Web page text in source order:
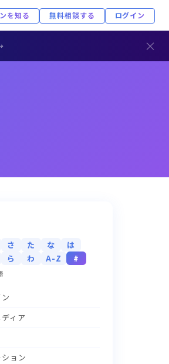
×
を知る 無料相談する ログイン
さ た な
は
ら わ A-Z #
ィア
ョン